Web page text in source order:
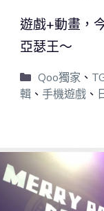
遊戲+動畫，
亞瑟王～
Qoo獨家 、
輯、 手機遊戲、